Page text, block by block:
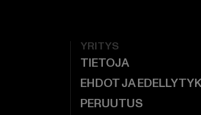
YRITYS
TIETOJA
EHDOT JA
PERUUTUS